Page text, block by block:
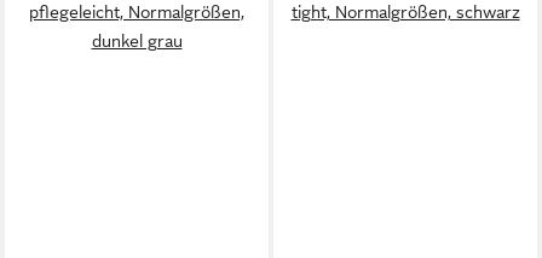
pflegeleicht, Normalgrößen,
dunkel grau
tight, Normalgrößen, schwarz